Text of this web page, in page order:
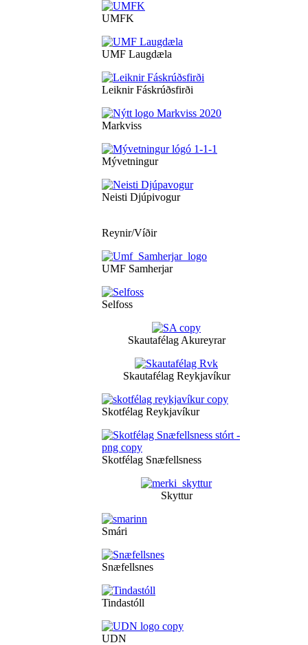
UMFK
UMF Laugdæla
Leiknir Fáskrúðsfirði
Markviss
Mývetningur
Neisti Djúpivogur
Reynir/Víðir
UMF Samherjar
Selfoss
Skautafélag Akureyrar
Skautafélag Reykjavíkur
Skotfélag Reykjavíkur
Skotfélag Snæfellsness
Skyttur
Smári
Snæfellsnes
Tindastóll
UDN